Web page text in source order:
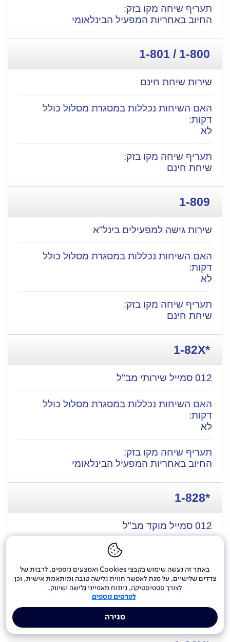
באתר זה נעשה שימוש בקבצי Cookies ואמצעים נוספים, לרבות של
צדדים שלישיים, על מנת לאפשר חווית גלישה טובה ומותאמת אישית, וכן
לצורך סטטיסטיקה, ניתוח מאפייני גלישה ושיווק.
לפרטים נוספים
סגירה
החיוב באחריות המפעיל הבינלאומי
1-800 / 1-801
שירות שיחת חינם
לא
שיחת חינם
1-809
שירות גישה למפעילים בינל"א
לא
שיחת חינם
*1-82X
012 סמייל שירותי מב"ל
לא
החיוב באחריות המפעיל הבינלאומי
*1-828
012 סמייל מוקד מב"ל
לא
החיוב באחריות המפעיל הבינלאומי